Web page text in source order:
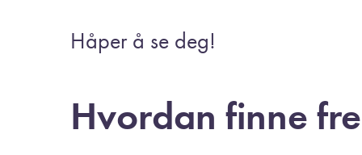
Håper å se deg!
Hvordan finne